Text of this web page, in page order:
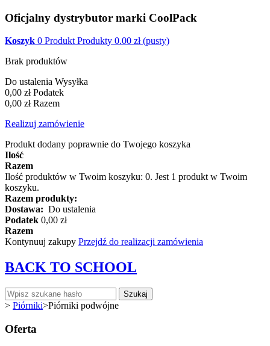
Oficjalny dystrybutor marki CoolPack
Koszyk 0 Produkt Produkty 0.00 zł (pusty)
Brak produktów
Do ustalenia Wysyłka
0,00 zł Podatek
0,00 zł Razem
Realizuj zamówienie
Produkt dodany poprawnie do Twojego koszyka
Ilość
Razem
Ilość produktów w Twoim koszyku: 0. Jest 1 produkt w Twoim
koszyku.
Razem produkty:
Dostawa: Do ustalenia
Podatek 0,00 zł
Razem
Kontynuuj zakupy Przejdź do realizacji zamówienia
BACK TO SCHOOL
Szukaj
> Piórniki>Piórniki podwójne
Oferta